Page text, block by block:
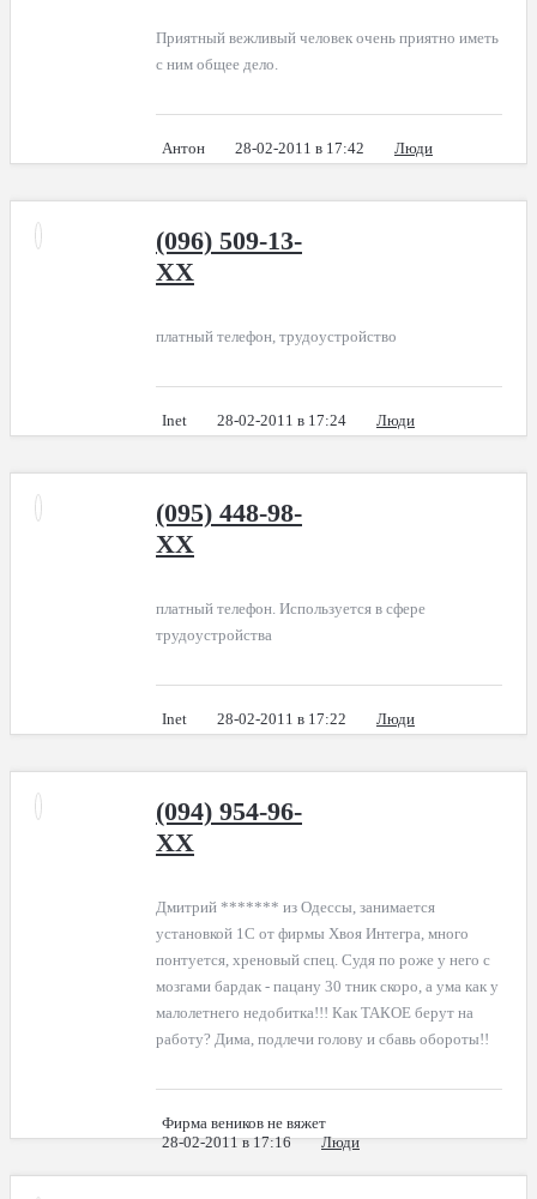
Приятный вежливый человек очень приятно иметь
с ним общее дело.
Антон 28-02-2011 в 17:42 Люди
(096) 509-13-
XX
платный телефон, трудоустройство
Inet 28-02-2011 в 17:24 Люди
(095) 448-98-
XX
платный телефон. Используется в сфере
трудоустройства
Inet 28-02-2011 в 17:22 Люди
(094) 954-96-
XX
Дмитрий ******* из Одессы, занимается
установкой 1С от фирмы Хвоя Интегра, много
понтуется, хреновый спец. Судя по роже у него с
мозгами бардак - пацану 30 тник скоро, а ума как у
малолетнего недобитка!!! Как ТАКОЕ берут на
работу? Дима, подлечи голову и сбавь обороты!!
Фирма веников не вяжет
28-02-2011 в 17:16
Люди